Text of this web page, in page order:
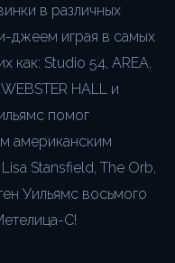
в различных
джеем играя в самых
как: Studio 54, AREA,
HALL и
помог
американским
Stansfield, The Orb,
Уильямс восьмого
С!